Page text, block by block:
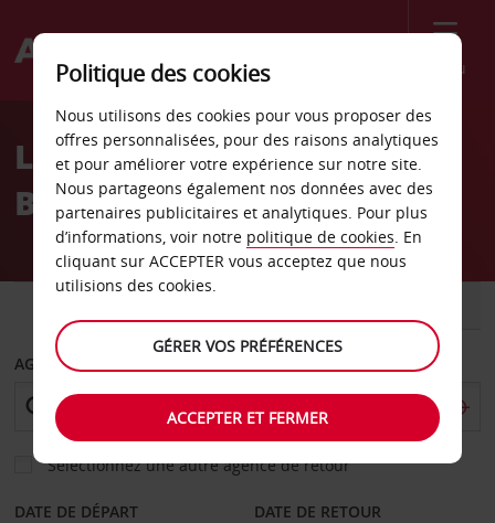
Menu
Welcome
AvisLocation de voiture
Balikesir
AGENCE DE DÉPART
Sélectionnez une autre agence de retour
DATE DE DÉPART DATE DE RETOUR
Politique des cookies
Nous utilisons des cookies pour vous proposer des
offres personnalisées, pour des raisons analytiques
et pour améliorer votre expérience sur notre site.
Nous partageons également nos données avec des
partenaires publicitaires et analytiques. Pour plus
d’informations, voir notre politique de cookies. En
cliquant sur ACCEPTER vous acceptez que nous
utilisions des cookies.
GÉRER VOS PRÉFÉRENCES
ACCEPTER ET FERMER